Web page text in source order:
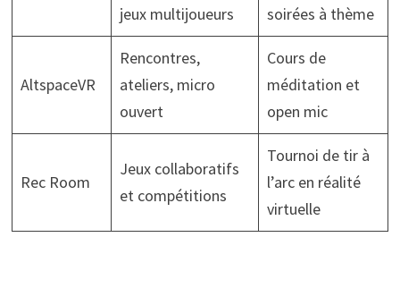
jeux multijoueurs
soirées à thème
AltspaceVR
Rencontres,
ateliers, micro
ouvert
Cours de
méditation et
open mic
Rec Room
Jeux collaboratifs
et compétitions
Tournoi de tir à
l’arc en réalité
virtuelle